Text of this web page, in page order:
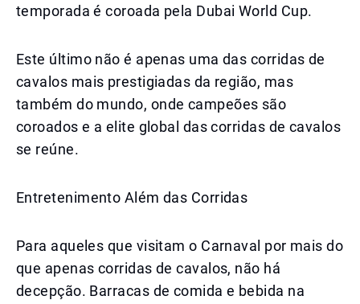
temporada é coroada pela Dubai World Cup.
Este último não é apenas uma das corridas de
cavalos mais prestigiadas da região, mas
também do mundo, onde campeões são
coroados e a elite global das corridas de cavalos
se reúne.
Entretenimento Além das Corridas
Para aqueles que visitam o Carnaval por mais do
que apenas corridas de cavalos, não há
decepção. Barracas de comida e bebida na